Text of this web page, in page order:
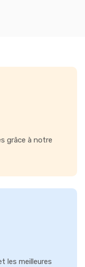
grâce à notre
les meilleures